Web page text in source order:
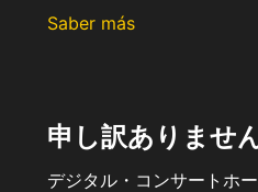
Saber más
申し訳ありませ
デジタル・コンサートホ